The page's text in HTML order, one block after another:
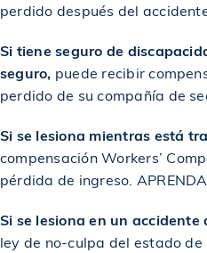
perdido después del
Si tiene seguro de
seguro, puede recibir
perdido de su compañía de
Si se lesiona mientras está
compensación Workers’
pérdida de ingreso.
Si se lesiona en un
ley de no-culpa del estado
$2,350,000 Premiado en un
$2,400,000 Premiado en un
$2,400,000 Acuerdo en un
$2,400,000 Acuerdo en